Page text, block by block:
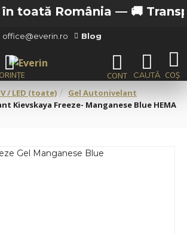
România —🚚
office@everin.ro Blog
/ LED (toate)
Gel Autonivelant
Kievskaya Freeze- Manganese Blue HEMA